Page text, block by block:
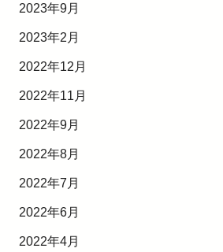
2023年9月
2023年2月
2022年12月
2022年11月
2022年9月
2022年8月
2022年7月
2022年6月
2022年4月